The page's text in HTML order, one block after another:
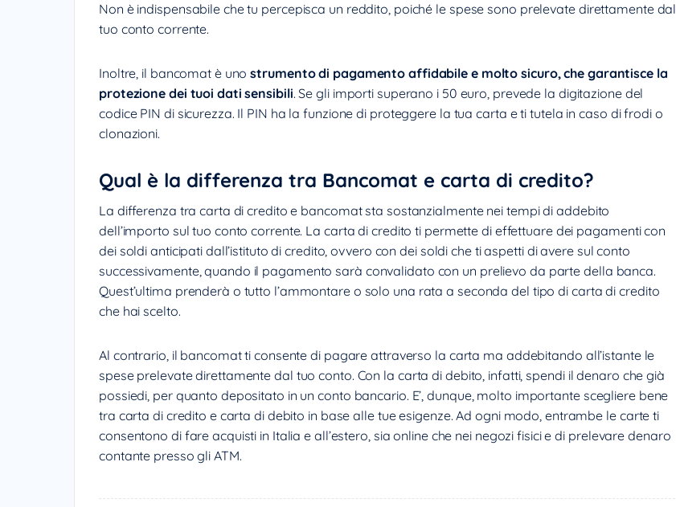
Non è indispensabile che tu percepisca un reddito, poiché le spese sono prelevate direttamente dal
tuo conto corrente.
Inoltre, il bancomat è unostrumento di pagamento affidabile e molto sicuro, che garantisce la
protezione dei tuoi dati sensibili. Se gli importi superano i 50 euro, prevede la digitazione del
codice PIN di sicurezza. Il PIN ha la funzione di proteggere la tua carta e ti tutela in caso di frodi o
clonazioni.
Qual è la differenza tra Bancomat e carta di credito?
La differenza tra carta di credito e bancomat sta sostanzialmente nei tempi di addebito
dell’importo sul tuo conto corrente. La carta di credito ti permette di effettuare dei pagamenti con
dei soldi anticipati dall’istituto di credito, ovvero con dei soldi che ti aspetti di avere sul conto
successivamente, quando il pagamento sarà convalidato con un prelievo da parte della banca.
Quest’ultima prenderà o tutto l’ammontare o solo una rata a seconda del tipo di carta di credito
che hai scelto.
Al contrario, il bancomat ti consente di pagare attraverso la carta ma addebitando all’istante le
spese prelevate direttamente dal tuo conto. Con la carta di debito, infatti, spendi il denaro che già
possiedi, per quanto depositato in un conto bancario. E’, dunque, molto importante scegliere bene
tra carta di credito e carta di debito in base alle tue esigenze. Ad ogni modo, entrambe le carte ti
consentono di fare acquisti in Italia e all’estero, sia online che nei negozi fisici e di prelevare denaro
contante presso gli ATM.